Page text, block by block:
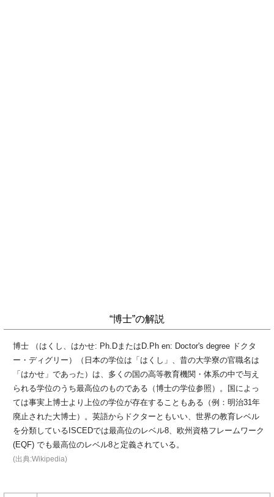
“博士”の解説
博士 （はくし、はかせ: Ph.DまたはD.Ph en: Doctor's degree ドクタ
ー・ディグリー）（日本の学位は「はくし」、昔の大学寮の官職名は
「はかせ」であった）は、多くの国の高等教育機関・体系の中で与え
られる学位のうち最高位のものである（博士の学位参照）。国によっ
ては事実上博士より上位の学位が存在することもある（例：明治31年
廃止された大博士）。英語からドクターともいい、世界の教育レベル
を分類しているISCEDでは最高位のレベル8、欧州資格フレームワーク
(EQF) でも最高位のレベル8と定義されている。
(出典:Wikipedia)